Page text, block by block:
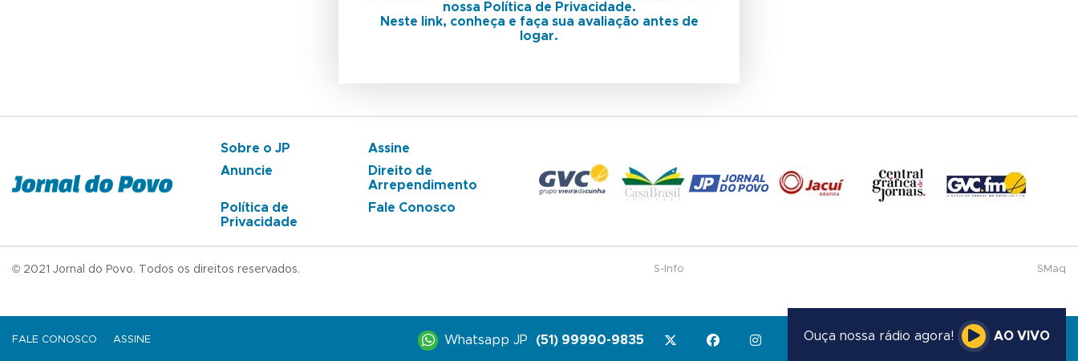
nossa Política de Privacidade.
Neste link, conheça e faça sua avaliação antes de
logar.
Sobre o JP
Assine
Anuncie
Direito de
Arrependimento
Política de
Privacidade
Fale Conosco
© 2021 Jornal do Povo. Todos os direitos reservados. S-Info SMaq
FALE CONOSCO ASSINE Whatsapp JP (51) 99990-9835 Ouça nossa rádio agora! AO VIVO